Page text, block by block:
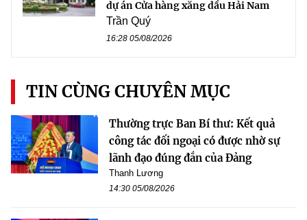
dự án Cửa hàng xăng dầu Hải Nam
Trần Quý
16:28 05/08/2026
TIN CÙNG CHUYÊN MỤC
Thường trực Ban Bí thư: Kết quả
công tác đối ngoại có được nhờ sự
lãnh đạo đúng đắn của Đảng
Thanh Lương
14:30 05/08/2026